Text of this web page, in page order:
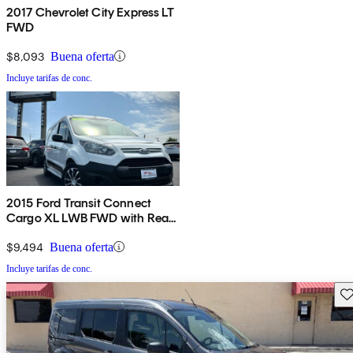
2017 Chevrolet City Express LT
FWD
$8,093 Buena oferta
Incluye tarifas de conc.
2015 Ford Transit Connect
Cargo XL LWB FWD with Rear
$9,494 Buena oferta
Incluye tarifas de conc.